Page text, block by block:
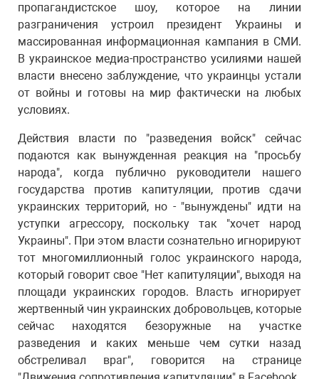
пропагандистское шоу, которое на линии
разграничения устроил президент Украины и
массированная информационная кампания в СМИ.
В украинское медиа-пространство усилиями нашей
власти внесено заблуждение, что украинцы устали
от войны и готовы на мир фактически на любых
условиях.
Действия власти по "разведения войск" сейчас
подаются как вынужденная реакция на "просьбу
народа", когда публично руководители нашего
государства против капитуляции, против сдачи
украинских территорий, но - "вынуждены" идти на
уступки агрессору, поскольку так "хочет народ
Украины". При этом власти сознательно игнорируют
тот многомиллионный голос украинского народа,
который говорит свое "Нет капитуляции", выходя на
площади украинских городов. Власть игнорирует
жертвенный чин украинских добровольцев, которые
сейчас находятся безоружные на участке
разведения и каких меньше чем сутки назад
обстреливал враг", говорится на странице